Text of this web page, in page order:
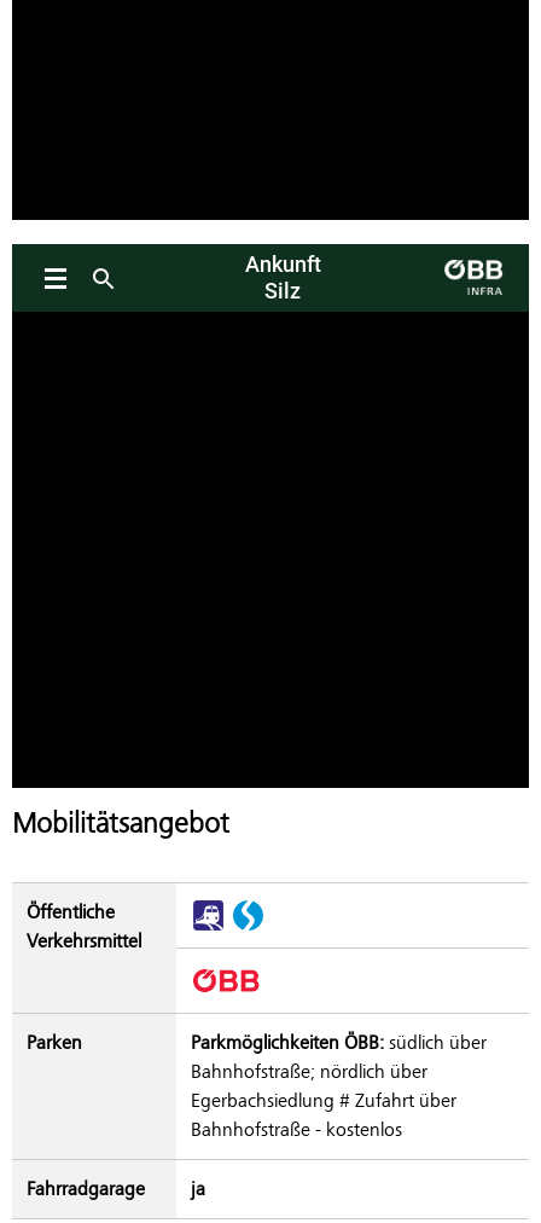
Mobilitätsangebot
Öffentliche
Verkehrsmittel
Parken Parkmöglichkeiten ÖBB: südlich über
Bahnhofstraße; nördlich über
Egerbachsiedlung # Zufahrt über
Bahnhofstraße - kostenlos
Fahrradgarage ja